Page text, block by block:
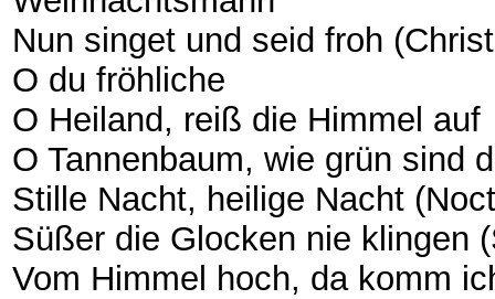
Nun singet und seid froh
O du fröhliche
O Heiland, reiß die Himmel auf
O Tannenbaum, wie grün sind
Stille Nacht, heilige Nacht
Süßer die Glocken nie klingen
Vom Himmel hoch, da komm